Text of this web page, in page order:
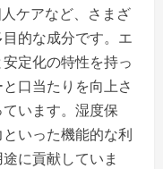
ケアなど、さまざ
的な成分です。エ
定化の特性を持っ
口当たりを向上さ
います。湿度保
いった機能的な利
に貢献していま